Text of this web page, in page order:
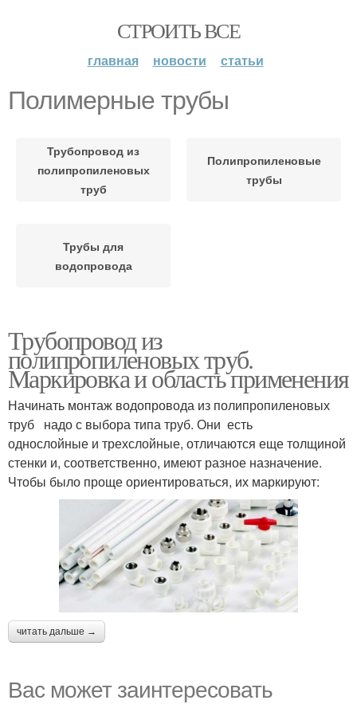
СТРОИТЬ ВСЕ
главная новости статьи
Полимерные трубы
Трубопровод из
полипропиленовых
труб
Полипропиленовые
трубы
Трубы для
водопровода
Трубопровод из
полипропиленовых труб.
Маркировка и область применения
Начинать монтаж водопровода из полипропиленовых
труб надо с выбора типа труб. Они есть
однослойные и трехслойные, отличаются еще толщиной
стенки и, соответственно, имеют разное назначение.
Чтобы было проще ориентироваться, их маркируют:
читать дальше →
Вас может заинтересовать